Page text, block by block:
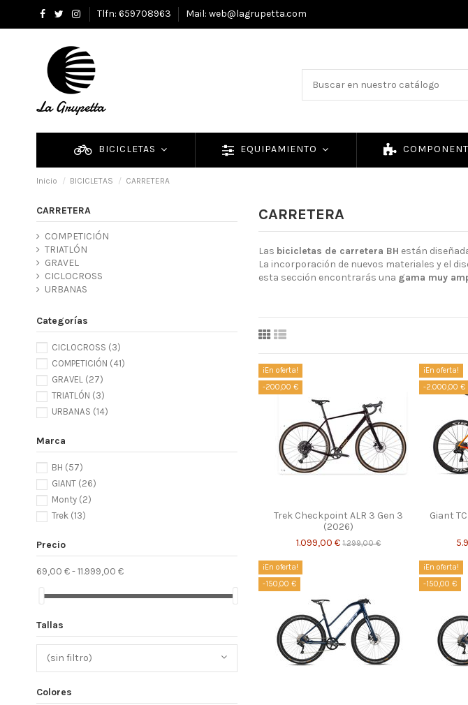
Tlfn: 659708963 Mail: web@lagrupetta.com
BICICLETAS EQUIPAMIENTO
Inicio BICICLETAS CARRETERA
CARRETERA
Las bicicletas de carretera BH están
La incorporación de nuevos materiales y el
esta sección encontrarás una gama muy
¡En oferta!
-200,00 €
Trek Checkpoint ALR 3 Gen 3
(2026)
1.099,00 €1.299,00 €
¡En oferta!
-2.000,00 €
Giant
¡En oferta!
-150,00 €
¡En oferta!
-150,00 €
CARRETERA
COMPETICIÓN
TRIATLÓN
GRAVEL
CICLOCROSS
URBANAS
Categorías
CICLOCROSS (3)
COMPETICIÓN (41)
GRAVEL (27)
TRIATLÓN (3)
URBANAS (14)
Marca
BH (57)
GIANT (26)
Monty (2)
Trek (13)
Precio
69,00 € - 11.999,00 €
Tallas
(sin filtro)
Colores